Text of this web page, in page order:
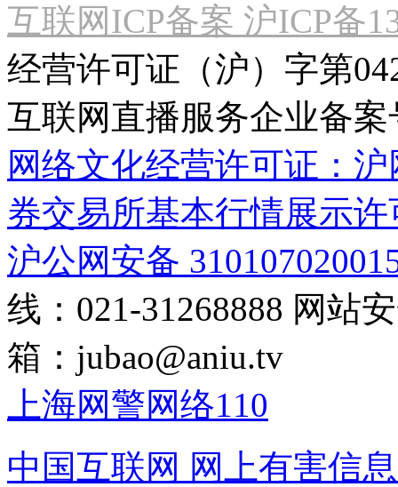
互联网ICP备案 沪ICP备
经营许可证（沪）字第
互联网直播服务企业备案
网络文化经营许可证：
券交易所基本行情展示许
沪公网安备
线：021-31268888 网站
箱： jubao@aniu.tv
上海网警网络110
中国互联网 网上有害信